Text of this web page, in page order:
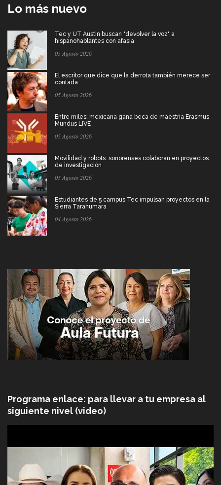
Lo más nuevo
Tec y UT Austin buscan "devolver la voz" a
hispanohablantes con afasia
05 Agosto 2026
El escritor que dice que la derrota también merece ser
contada
05 Agosto 2026
Entre miles: mexicana gana beca de maestría Erasmus
Mundus LIVE
05 Agosto 2026
Movilidad y robots: sonorenses colaboran en proyectos
de investigación
05 Agosto 2026
Estudiantes de 5 campus Tec impulsan proyectos en la
Sierra Tarahumara
04 Agosto 2026
Programa enlace: para llevar a tu empresa al
siguiente nivel (video)